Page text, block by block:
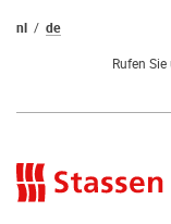
nl de
Rufen